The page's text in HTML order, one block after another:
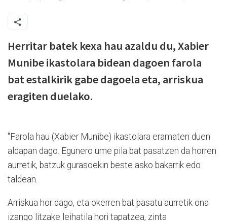
Herritar batek kexa hau azaldu du, Xabier
Munibe ikastolara bidean dagoen farola
bat estalkirik gabe dagoela eta, arriskua
eragiten duelako.
"Farola hau (Xabier Munibe) ikastolara eramaten duen
aldapan dago. Egunero ume pila bat pasatzen da horren
aurretik, batzuk gurasoekin beste asko bakarrik edo
taldean.
Arriskua hor dago, eta okerren bat pasatu aurretik ona
izango litzake leihatila hori tapatzea, zinta